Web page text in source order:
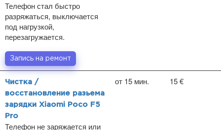
Телефон стал быстро
разряжаться, выключается
под нагрузкой,
перезагружается.
Запись на ремонт
Чистка /
восстановление разьема
зарядки Xiaomi Poco F5
Pro
Телефон не заряжается или
от 15 мин. 15 €